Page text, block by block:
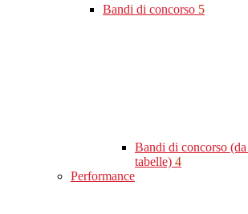
Bandi di concorso 5
Bandi di concorso
tabelle) 4
Performance